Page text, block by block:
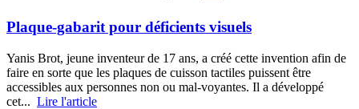
Plaque-gabarit pour déficients visuels
Yanis Brot, jeune inventeur de 17 ans, a créé cette invention afin de
faire en sorte que les plaques de cuisson tactiles puissent être
accessibles aux personnes non ou mal-voyantes. Il a développé
cet... Lire l'article